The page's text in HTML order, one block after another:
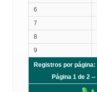
6
7
8
9
Registros por página:
Página 1 de 2